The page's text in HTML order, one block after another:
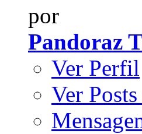
por
Pandoraz
Ver Perfil
Ver